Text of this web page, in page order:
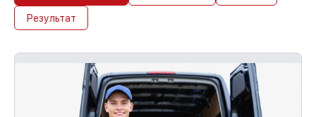
Результат